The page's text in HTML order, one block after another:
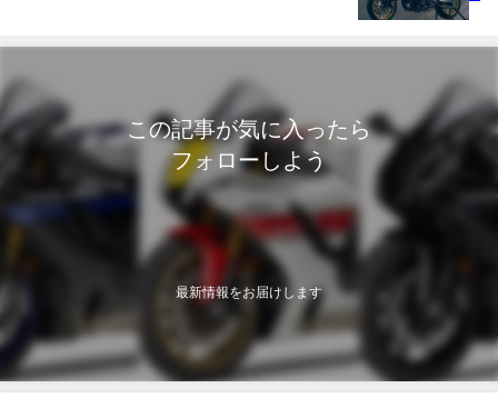
この記事が気に入ったら
フォローしよう
最新情報をお届けします